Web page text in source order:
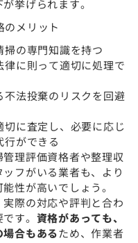
挙げられます。
のメリット
の専門知識を持つ
律に則って適切に処理で
不法投棄のリスクを回避
に査定し、必要に応じ
行ができる
理評価資格者や整理収
フがいる業者も、より
性が高いでしょう。
際の対応や評判と合わ
す。 資格があっても、
合もあるため、作業者